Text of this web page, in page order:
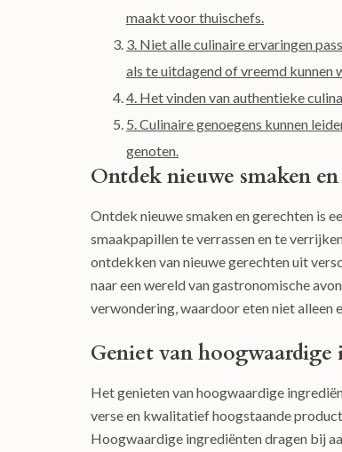
maakt voor thuischefs.
3. Niet alle culinaire ervaringen
als te uitdagend of vreemd kunnen
4. Het vinden van authentieke
5. Culinaire genoegens kunnen
genoten.
Ontdek nieuwe smaken
Ontdek nieuwe smaken en gerechten is
smaakpapillen te verrassen en te
ontdekken van nieuwe gerechten uit
naar een wereld van gastronomische
verwondering, waardoor eten niet alleen
Geniet van hoogwaardige
Het genieten van hoogwaardige
verse en kwalitatief hoogstaande
Hoogwaardige ingrediënten dragen bij